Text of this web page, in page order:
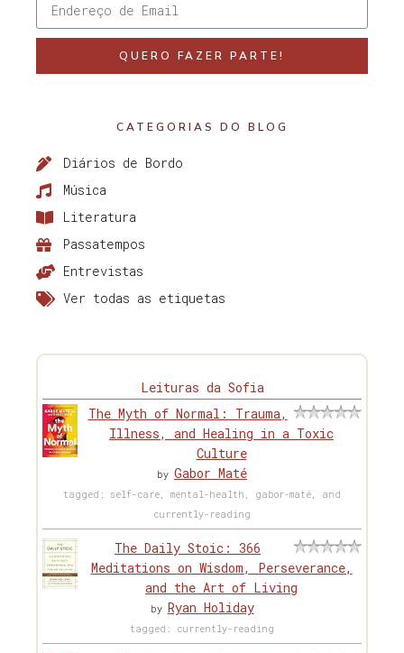
QUERO FAZER PARTE!
CATEGORIAS DO BLOG
Diários de Bordo
Música
Literatura
Passatempos
Entrevistas
Ver todas as etiquetas
Leituras da Sofia
The Myth of Normal: Trauma,
Illness, and Healing in a Toxic
Culture
by Gabor Maté
tagged: self-care, mental-health, gabor-maté, and
currently-reading
The Daily Stoic: 366
Meditations on Wisdom, Perseverance,
and the Art of Living
by Ryan Holiday
tagged: currently-reading